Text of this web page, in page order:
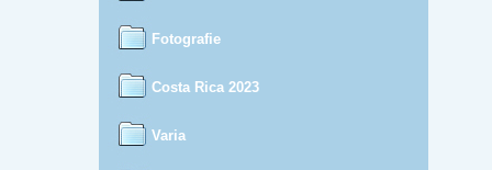
Fotografie
Costa Rica 2023
Varia